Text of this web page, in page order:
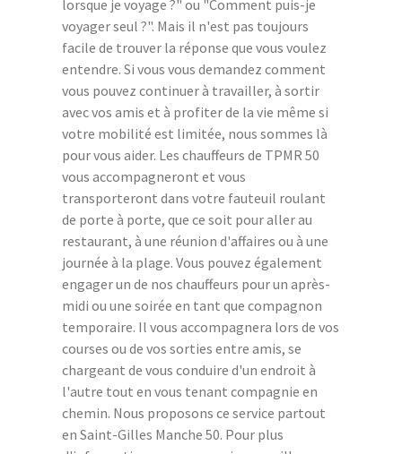
lorsque je voyage ?" ou "Comment puis-je
voyager seul ?". Mais il n'est pas toujours
facile de trouver la réponse que vous voulez
entendre. Si vous vous demandez comment
vous pouvez continuer à travailler, à sortir
avec vos amis et à profiter de la vie même si
votre mobilité est limitée, nous sommes là
pour vous aider. Les chauffeurs de TPMR 50
vous accompagneront et vous
transporteront dans votre fauteuil roulant
de porte à porte, que ce soit pour aller au
restaurant, à une réunion d'affaires ou à une
journée à la plage. Vous pouvez également
engager un de nos chauffeurs pour un après-
midi ou une soirée en tant que compagnon
temporaire. Il vous accompagnera lors de vos
courses ou de vos sorties entre amis, se
chargeant de vous conduire d'un endroit à
l'autre tout en vous tenant compagnie en
chemin. Nous proposons ce service partout
en Saint-Gilles Manche 50. Pour plus